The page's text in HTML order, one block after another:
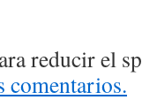
reducir el
comentarios.